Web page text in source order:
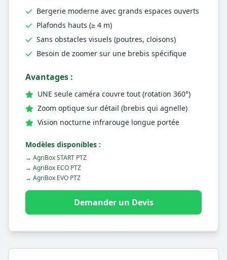
Bergerie moderne avec grands espaces ouverts
Plafonds hauts (≥ 4 m)
Sans obstacles visuels (poutres, cloisons)
Besoin de zoomer sur une brebis spécifique
Avantages :
UNE seule caméra couvre tout (rotation 360°)
Zoom optique sur détail (brebis qui agnelle)
Vision nocturne infrarouge longue portée
Modèles disponibles :
→ AgriBox START PTZ
→ AgriBox ECO PTZ
→ AgriBox EVO PTZ
Demander un Devis